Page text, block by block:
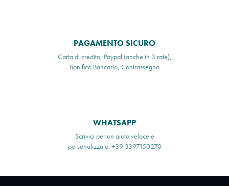
PAGAMENTO SICURO
Carta di credito, Paypal (anche in 3 rate),
Bonifico Bancario, Contrassegno
WHATSAPP
Scrivici per un aiuto veloce e
personalizzato: +39 3397150270